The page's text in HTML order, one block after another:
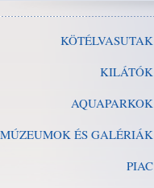
KÖTÉLVASUTAK
KILÁTÓK
AQUAPARKOK
MÚZEUMOK ÉS GALÉRIÁK
PIAC